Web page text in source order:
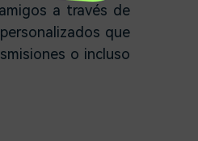
a través de
que
o incluso